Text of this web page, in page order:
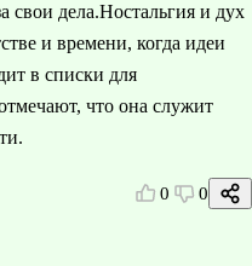
свои дела.Ностальгия и дух
и времени, когда идеи
в списки для
что она служит
0 0